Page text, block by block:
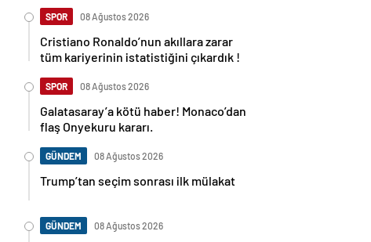
SPOR 08 Ağustos 2026
Cristiano Ronaldo’nun akıllara zarar
tüm kariyerinin istatistiğini çıkardık !
SPOR 08 Ağustos 2026
Galatasaray’a kötü haber! Monaco’dan
flaş Onyekuru kararı.
GÜNDEM 08 Ağustos 2026
Trump’tan seçim sonrası ilk mülakat
GÜNDEM 08 Ağustos 2026